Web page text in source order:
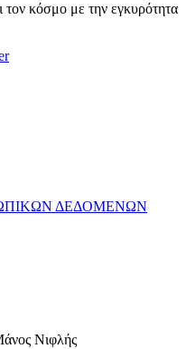
τον κόσμο με την εγκυρότητα
ΔΕΔΟΜΕΝΩΝ
Νιφλής